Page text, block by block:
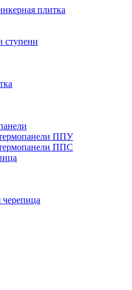
плитка
ступени
ППУ
ППC